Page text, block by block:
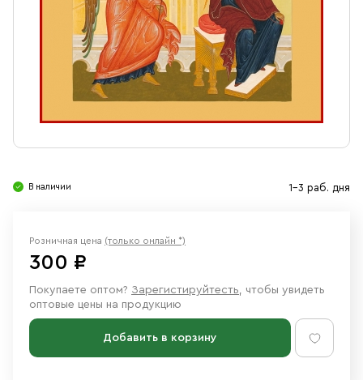
Ювелирные изделия
В наличии 1-3 раб. дня
Розничная цена (только онлайн *)
300 ₽
Покупаете оптом? Зарегистируйтесть, чтобы увидеть
оптовые цены на продукцию
Добавить в корзину